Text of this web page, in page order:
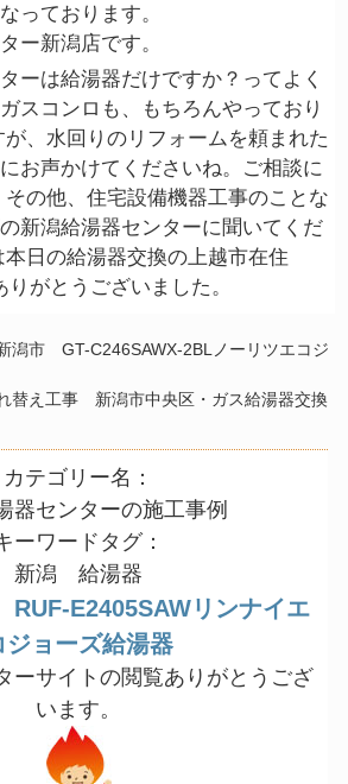
っております。
ー新潟店です。
ーは給湯器だけですか？ってよく
スコンロも、もちろんやっており
が、水回りのリフォームを頼まれた
お声かけてくださいね。ご相談に
の他、住宅設備機器工事のことな
新潟給湯器センターに聞いてくだ
本日の給湯器交換の上越市在住
がとうございました。
潟市 GT-C246SAWX-2BLノーリツエコジ
替え工事 新潟市中央区・ガス給湯器交換
カテゴリー名：
器センターの施工事例
ーワードタグ：
新潟 給湯器
E2405SAWリンナイエ
ジョーズ給湯器
ーサイトの閲覧ありがとうござ
います。